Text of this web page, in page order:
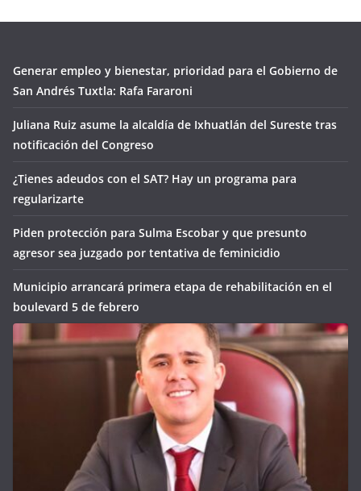
Generar empleo y bienestar, prioridad para el Gobierno de
San Andrés Tuxtla: Rafa Fararoni
Juliana Ruiz asume la alcaldía de Ixhuatlán del Sureste tras
notificación del Congreso
¿Tienes adeudos con el SAT? Hay un programa para
regularizarte
Piden protección para Sulma Escobar y que presunto
agresor sea juzgado por tentativa de feminicidio
Municipio arrancará primera etapa de rehabilitación en el
boulevard 5 de febrero